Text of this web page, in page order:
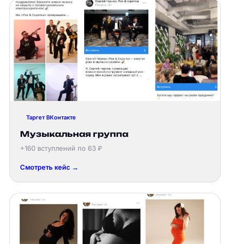
Таргет ВКонтакте
Музыкальная группа
+160 вступлений по 63 ₽
Смотреть кейс →